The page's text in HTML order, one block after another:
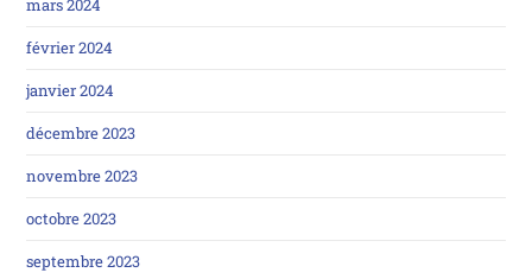
mars 2024
février 2024
janvier 2024
décembre 2023
novembre 2023
octobre 2023
septembre 2023